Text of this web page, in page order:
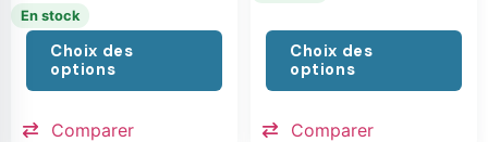
En stock
Choix des
options
Comparer
Choix des
options
Comparer